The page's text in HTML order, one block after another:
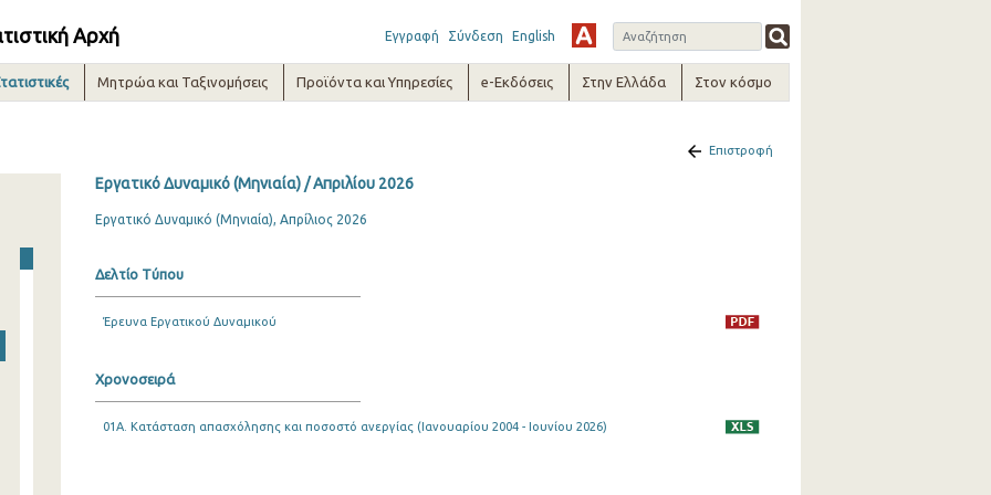
Αρχή Εγγραφή Σύνδεση English
Μητρώα και Ταξινομήσεις Προϊόντα και Υπηρεσίες e-Εκδόσεις Στην Ελλάδα Στον κόσμο
Επιστροφή
Εργατικό Δυναμικό (Μηνιαία) / Απριλίου 2026
Εργατικό Δυναμικό (Μηνιαία), Απρίλιος 2026
Δελτίο Τύπου
Έρευνα Εργατικού Δυναμικού
Χρονοσειρά
01A. Κατάσταση απασχόλησης και ποσοστό ανεργίας (Ιανουαρίου 2004 - Ιουνίου 2026)